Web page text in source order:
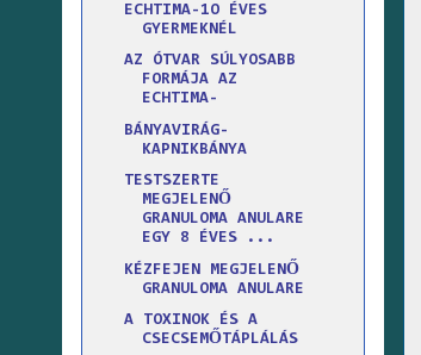
ECHTIMA-1O ÉVES
GYERMEKNÉL
AZ ÓTVAR SÚLYOSABB
FORMÁJA AZ
ECHTIMA-
BÁNYAVIRÁG-
KAPNIKBÁNYA
TESTSZERTE
MEGJELENŐ
GRANULOMA ANULARE
EGY 8 ÉVES ...
KÉZFEJEN MEGJELENŐ
GRANULOMA ANULARE
A TOXINOK ÉS A
CSECSEMŐTÁPLÁLÁS